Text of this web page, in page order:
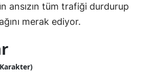
ansızın tüm trafiği durdurup
merak ediyor.